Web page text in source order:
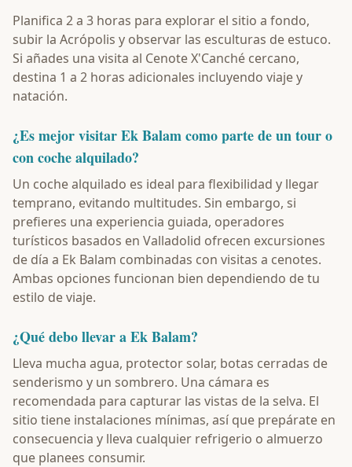
Planifica 2 a 3 horas para explorar el sitio a fondo,
subir la Acrópolis y observar las esculturas de estuco.
Si añades una visita al Cenote X'Canché cercano,
destina 1 a 2 horas adicionales incluyendo viaje y
natación.
¿Es mejor visitar Ek Balam como parte de un tour o
con coche alquilado?
Un coche alquilado es ideal para flexibilidad y llegar
temprano, evitando multitudes. Sin embargo, si
prefieres una experiencia guiada, operadores
turísticos basados en Valladolid ofrecen excursiones
de día a Ek Balam combinadas con visitas a cenotes.
Ambas opciones funcionan bien dependiendo de tu
estilo de viaje.
¿Qué debo llevar a Ek Balam?
Lleva mucha agua, protector solar, botas cerradas de
senderismo y un sombrero. Una cámara es
recomendada para capturar las vistas de la selva. El
sitio tiene instalaciones mínimas, así que prepárate en
consecuencia y lleva cualquier refrigerio o almuerzo
que planees consumir.